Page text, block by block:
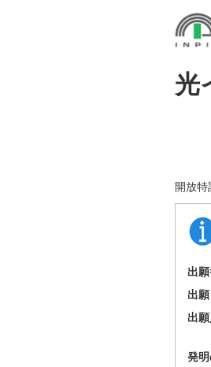
光
開放特
出
出願
出願
発